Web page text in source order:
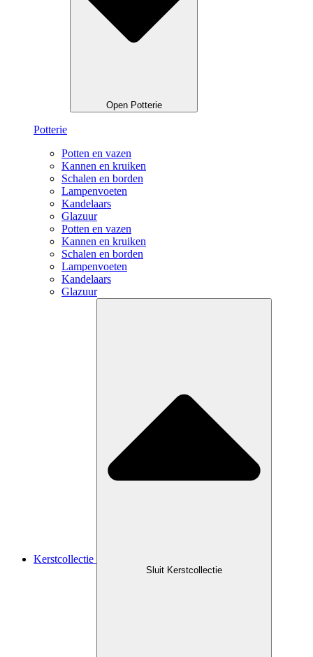
Open Potterie
Potterie
Potten en vazen
Kannen en kruiken
Schalen en borden
Lampenvoeten
Kandelaars
Glazuur
Potten en vazen
Kannen en kruiken
Schalen en borden
Lampenvoeten
Kandelaars
Glazuur
Kerstcollectie
Sluit Kerstcollectie